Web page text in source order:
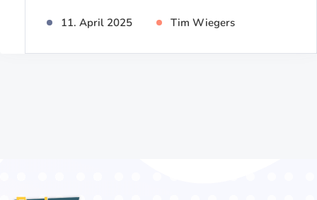
11. April 2025 Tim Wiegers